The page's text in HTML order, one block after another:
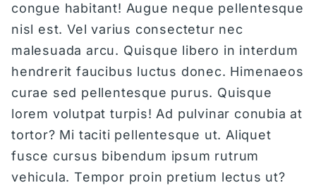
RESTAURANTS
THE ROOF DÜSSELDORF
THE ROOF FRANKFURT
DIE STUBE KÖLN
KUNST
congue habitant! Augue neque pellentesque
nisl est. Vel varius consectetur nec
malesuada arcu. Quisque libero in interdum
hendrerit faucibus luctus donec. Himenaeos
curae sed pellentesque purus. Quisque
lorem volutpat turpis! Ad pulvinar conubia at
tortor? Mi taciti pellentesque ut. Aliquet
fusce cursus bibendum ipsum rutrum
vehicula. Tempor proin pretium lectus ut?